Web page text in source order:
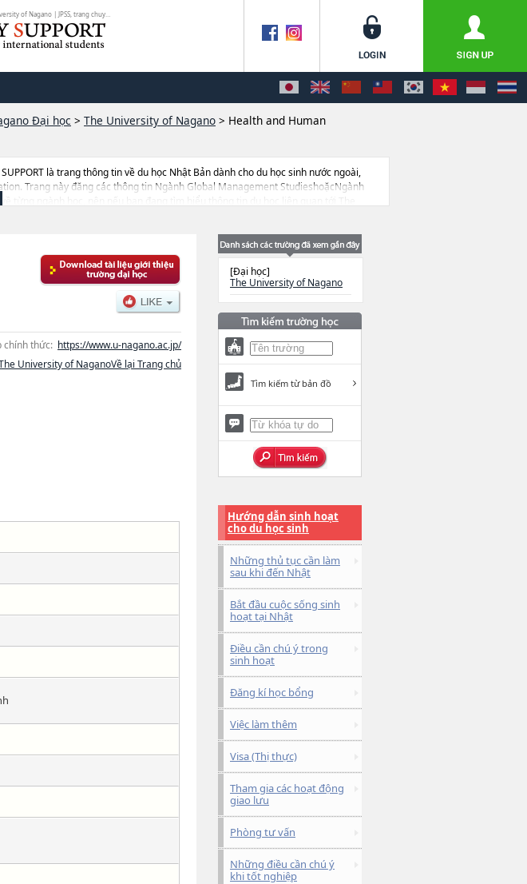
Đại học > The University of Nagano > Health and Human
là trang thông tin về du học Nhật Bản dành cho du học sinh nước ngoài,
Trang này đăng các thông tin Ngành Global Management StudieshoặcNgành
từng ngành học, nên nếu bạn đang tìm hiểu thông tin du học liên quan tới The
chính thức: https://www.u-nagano.ac.jp/
University of NaganoVề lại Trang chủ
[Đại học]
The University of Nagano
Tìm kiếm từ bản đồ
Hướng dẫn sinh hoạt
cho du học sinh
Những thủ tục cần làm
sau khi đến Nhật
Bắt đầu cuộc sống sinh
hoạt tại Nhật
Điều cần chú ý trong
sinh hoạt
Đăng kí học bổng
Việc làm thêm
Visa (Thị thực)
Tham gia các hoạt động
giao lưu
Phòng tư vấn
Những điều cần chú ý
khi tốt nghiệp